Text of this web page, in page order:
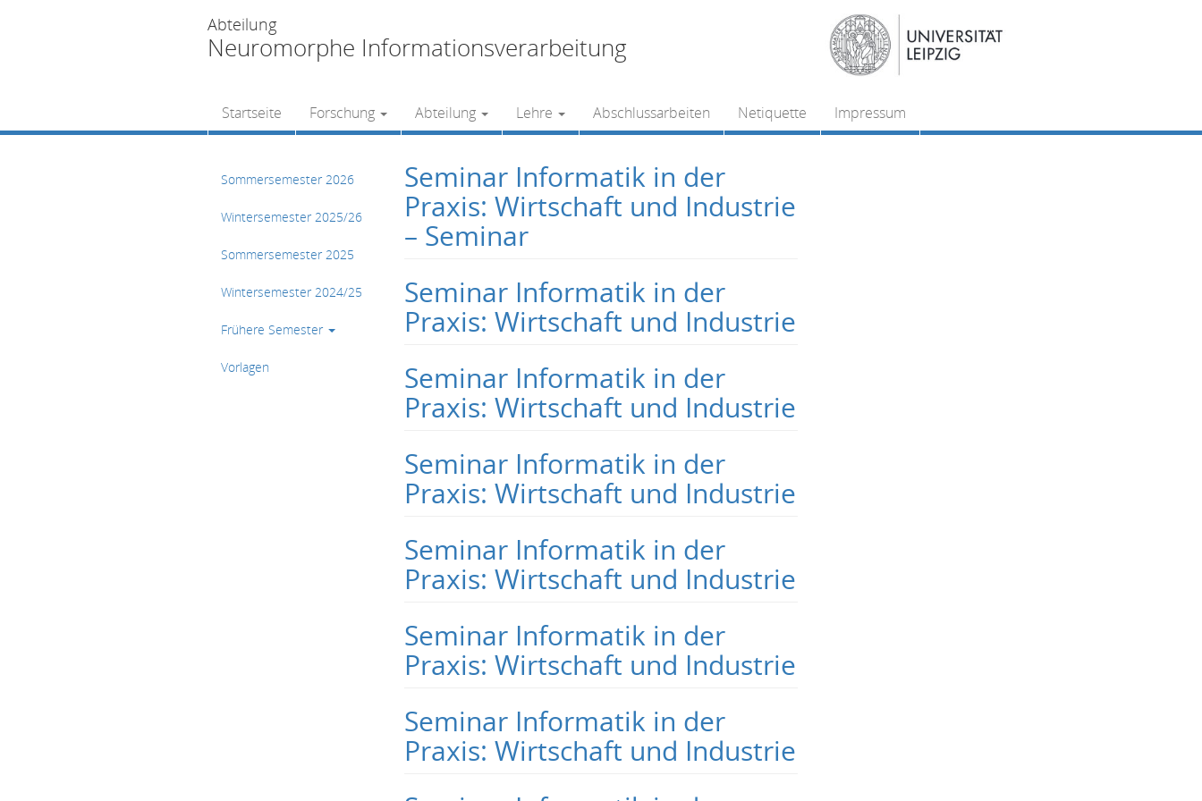
Abteilung
Neuromorphe Informationsverarbeitung
Startseite Forschung Abteilung Lehre Abschlussarbeiten Netiquette Impressum
Sommersemester 2026
Wintersemester 2025/26
Sommersemester 2025
Wintersemester 2024/25
Frühere Semester
Vorlagen
Seminar Informatik in der
Praxis: Wirtschaft und Industrie
– Seminar
Seminar Informatik in der
Praxis: Wirtschaft und Industrie
Seminar Informatik in der
Praxis: Wirtschaft und Industrie
Seminar Informatik in der
Praxis: Wirtschaft und Industrie
Seminar Informatik in der
Praxis: Wirtschaft und Industrie
Seminar Informatik in der
Praxis: Wirtschaft und Industrie
Seminar Informatik in der
Praxis: Wirtschaft und Industrie